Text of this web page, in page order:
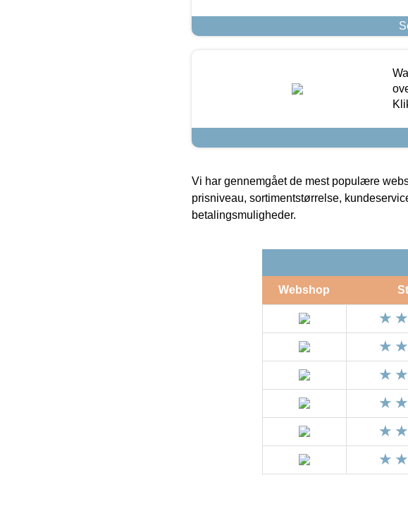
Vi har gennemgået de mest populære
prisniveau, sortimentstørrelse,
betalingsmuligheder.
Webshop